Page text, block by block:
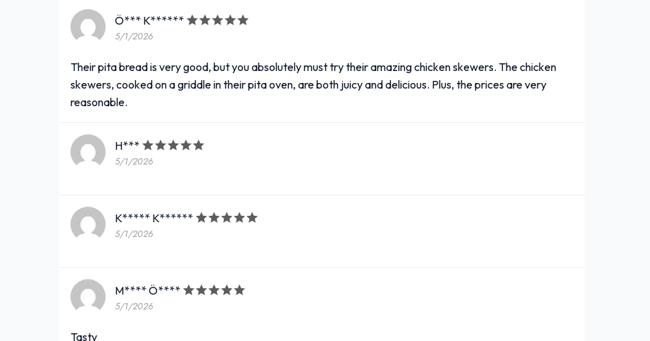
Ö*** K******
5/1/2026
Their pita bread is very good, but you absolutely must try their amazing chicken skewers. The chicken
skewers, cooked on a griddle in their pita oven, are both juicy and delicious. Plus, the prices are very
reasonable.
H***
5/1/2026
K***** K******
5/1/2026
M**** Ö****
5/1/2026
Tasty